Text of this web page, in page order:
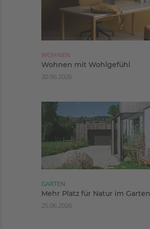
WOHNEN
Wohnen mit Wohlgefühl
30.06.2026
GARTEN
Mehr Platz für Natur im Garten
25.06.2026